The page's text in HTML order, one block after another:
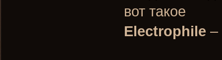
вот такое
Electrophile –